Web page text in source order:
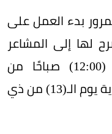
بدء العمل على
لها إلى المشاعر
المقدسة ابتداءً من الساعة (12:00) صباحًا من
الخامس من ذي الحجة حتى نهاية يوم الـ(13) من ذي